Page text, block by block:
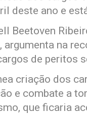
deste ano e
Beetoven
na
de peritos
criação dos
e combate a
que ficaria